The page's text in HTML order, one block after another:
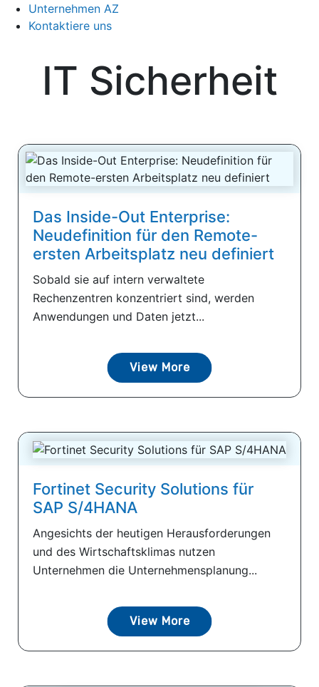
Unternehmen AZ
Kontaktiere uns
IT Sicherheit
Das Inside-Out Enterprise:
Neudefinition für den Remote-
ersten Arbeitsplatz neu definiert
Sobald sie auf intern verwaltete
Rechenzentren konzentriert sind, werden
Anwendungen und Daten jetzt...
View More
Fortinet Security Solutions für
SAP S/4HANA
Angesichts der heutigen Herausforderungen
und des Wirtschaftsklimas nutzen
Unternehmen die Unternehmensplanung...
View More